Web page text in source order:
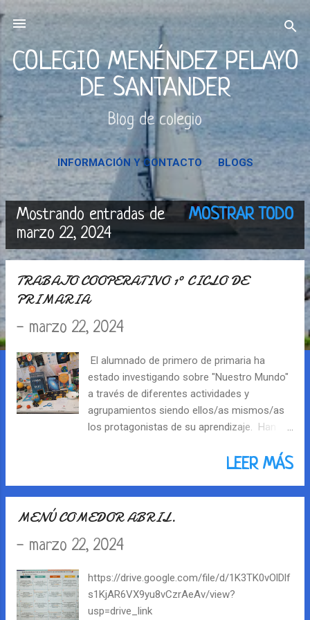
Ir al contenido principal
COLEGIO MENÉNDEZ PELAYO
DE SANTANDER
Blog de colegio
INFORMACIÓN Y CONTACTO BLOGS
n
Mostrando entradas de
marzo 22, 2024
MOSTRAR TODO
TRABAJO COOPERATIVO 1º CICLO DE
PRIMARIA
- marzo 22, 2024
El alumnado de primero de primaria ha
estado investigando sobre "Nuestro Mundo"
a través de diferentes actividades y
agrupamientos siendo ellos/as mismos/as
los protagonistas de su aprendizaje. Han
animales de la tierra y han buscado maneras
ha estado empleando diferentes
sus trabajos y el trabajo cooperativo. Os
¡Enhorabuena por vuestro trabajo!
LEER MÁS
MENÚ COMEDOR ABRIL.
- marzo 22, 2024
https://drive.google.com/file/d/1K3TK0vOlDlf
s1KjAR6VX9yu8vCzrAeAv/view?
usp=drive_link